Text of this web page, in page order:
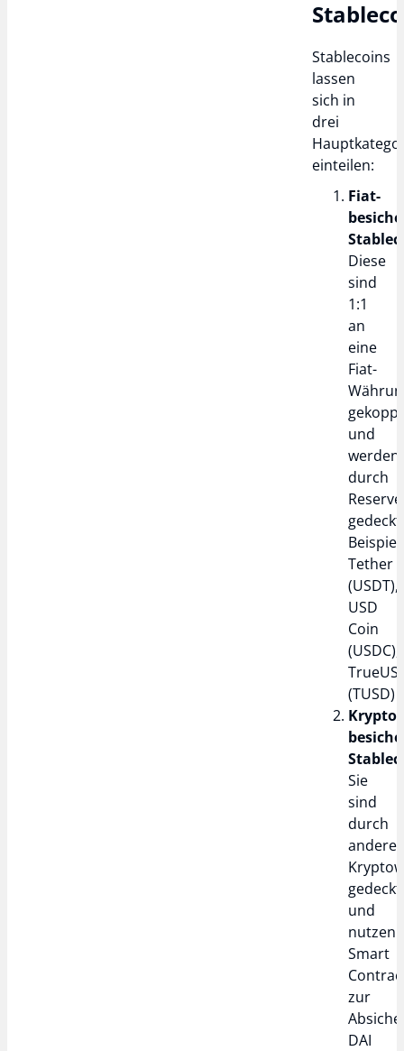
Stablecoins
lassen
sich in
drei
einteilen:
Fiat-
Diese
sind
1:1
an
eine
Fiat-
und
werden
durch
Tether
(USDT),
USD
Coin
(USDC),
(TUSD)
Krypto-
Sie
sind
durch
andere
gedeckt
und
nutzen
Smart
zur
DAI